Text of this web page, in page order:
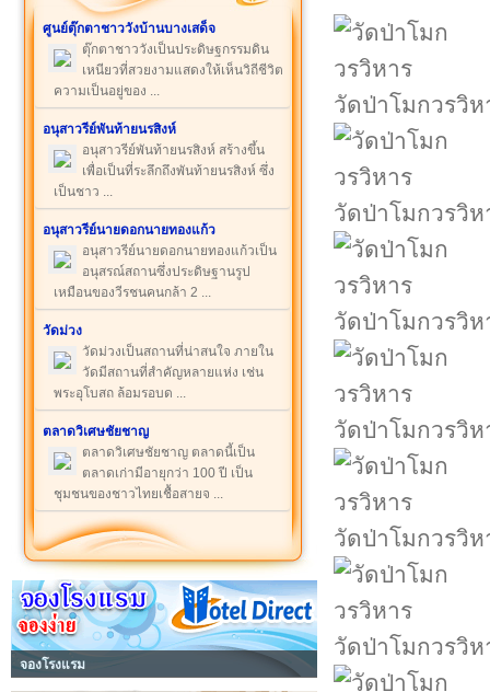
ศูนย์ตุ๊กตาชาววังบ้านบางเสด็จ
ตุ๊กตาชาววังเป็นประดิษฐกรรมดิน
เหนียวที่สวยงามแสดงให้เห็นวิถีชีวิต
ความเป็นอยู่ของ ...
อนุสาวรีย์พันท้ายนรสิงห์
อนุสาวรีย์พันท้ายนรสิงห์ สร้างขึ้น
เพื่อเป็นที่ระลึกถึงพันท้ายนรสิงห์ ซึ่ง
เป็นชาว ...
อนุสาวรีย์นายดอกนายทองแก้ว
อนุสาวรีย์นายดอกนายทองแก้วเป็น
อนุสรณ์สถานซึ่งประดิษฐานรูป
เหมือนของวีรชนคนกล้า 2 ...
วัดม่วง
วัดม่วงเป็นสถานที่น่าสนใจ ภายใน
วัดมีสถานที่สำคัญหลายแห่ง เช่น
พระอุโบสถ ล้อมรอบด ...
ตลาดวิเศษชัยชาญ
ตลาดวิเศษชัยชาญ ตลาดนี้เป็น
ตลาดเก่ามีอายุกว่า 100 ปี เป็น
ชุมชนของชาวไทยเชื้อสายจ ...
จองโรงแรม
วัดป่าโมกวรวิห
วัดป่าโมกวรวิห
วัดป่าโมกวรวิห
วัดป่าโมกวรวิห
วัดป่าโมกวรวิห
วัดป่าโมกวรวิห